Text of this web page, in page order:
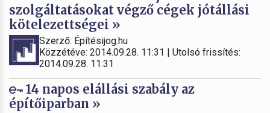
szolgáltatásokat végző cégek jótállási
kötelezettségei »
Szerző: Építésijog.hu
Közzétéve: 2014.09.28. 11:31 | Utolsó frissítés:
2014.09.28. 11:31
14 napos elállási szabály az
építőiparban »